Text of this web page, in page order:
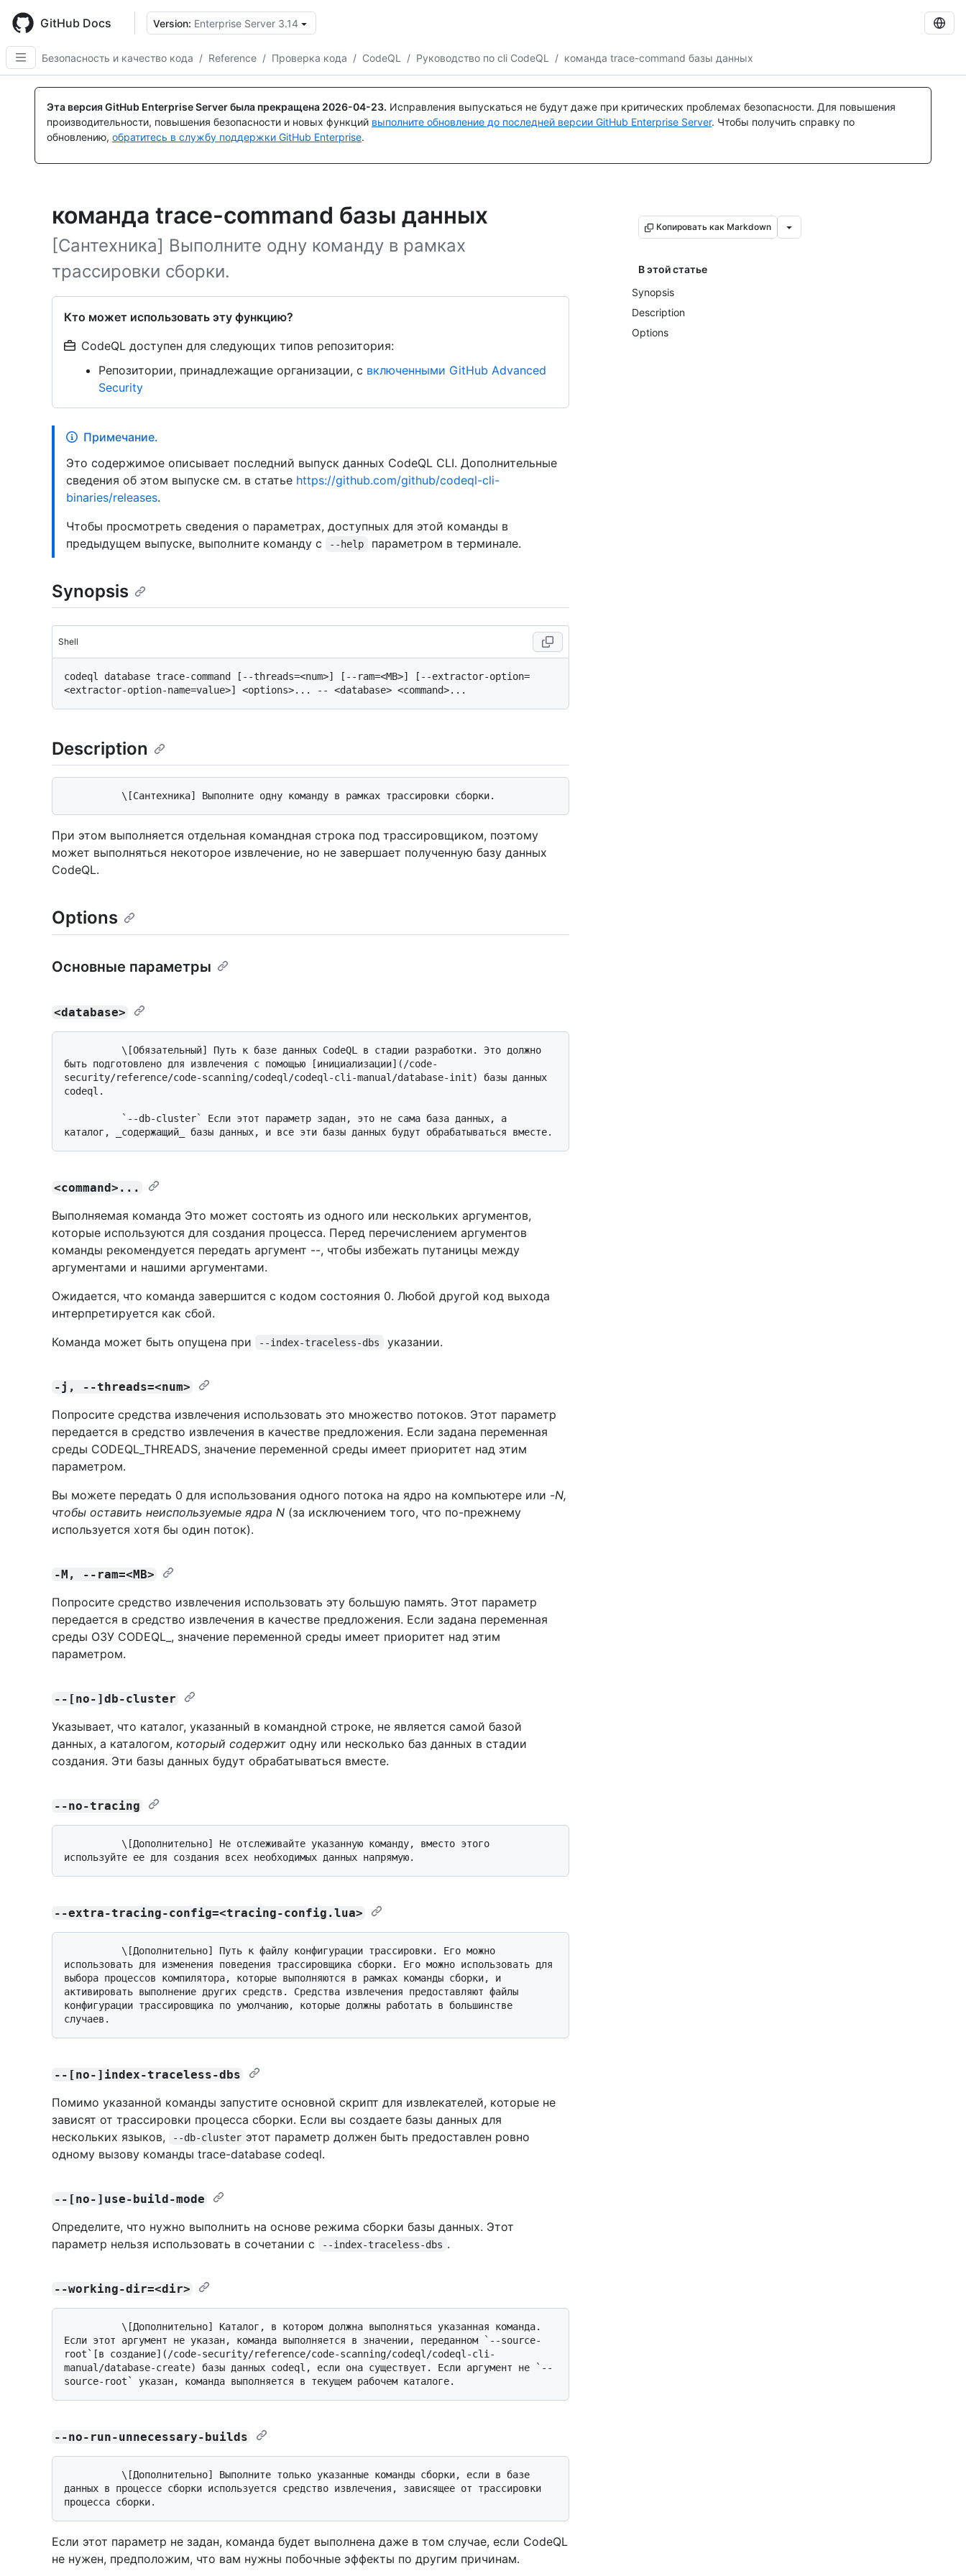
main
content
GitHub Docs Version: Enterprise Server 3.14
Безопасность и качество кода / Reference / Проверка кода / CodeQL / Руководство по cli CodeQL / команда trace-command базы данных
Эта версия GitHub Enterprise Server была прекращена 2026-04-23. Исправления выпускаться не будут даже при критических проблемах безопасности. Для повышения
производительности, повышения безопасности и новых функций выполните обновление до последней версии GitHub Enterprise Server. Чтобы получить справку по
обновлению, обратитесь в службу поддержки GitHub Enterprise.
команда trace-command базы данных
[Сантехника] Выполните одну команду в рамках
трассировки сборки.
Кто может использовать эту функцию?
CodeQL доступен для следующих типов репозитория:
Репозитории, принадлежащие организации, с включенными GitHub Advanced
Security
Копировать как Markdown
В этой статье
Synopsis
Description
Options
Примечание.
Это содержимое описывает последний выпуск данных CodeQL CLI. Дополнительные
сведения об этом выпуске см. в статье https://github.com/github/codeql-cli-
binaries/releases.
Чтобы просмотреть сведения о параметрах, доступных для этой команды в
предыдущем выпуске, выполните команду с
--help параметром в терминале.
Synopsis
Shell
codeql database trace-command [--threads=<num>] [--ram=<MB>] [--extractor-option=
Description
При этом выполняется отдельная командная строка под трассировщиком, поэтому
может выполняться некоторое извлечение, но не завершает полученную базу данных
CodeQL.
Options
Основные параметры
<database>
быть подготовлено для извлечения с помощью [инициализации](/code-
security/reference/code-scanning/codeql/codeql-cli-manual/database-init) базы данных
codeql.
<command>...
Выполняемая команда Это может состоять из одного или нескольких аргументов,
которые используются для создания процесса. Перед перечислением аргументов
команды рекомендуется передать аргумент --, чтобы избежать путаницы между
аргументами и нашими аргументами.
Ожидается, что команда завершится с кодом состояния 0. Любой другой код выхода
интерпретируется как сбой.
Команда может быть опущена при
--index-traceless-dbs указании.
-j, --threads=<num>
Попросите средства извлечения использовать это множество потоков. Этот параметр
передается в средство извлечения в качестве предложения. Если задана переменная
среды CODEQL_THREADS, значение переменной среды имеет приоритет над этим
параметром.
Вы можете передать 0 для использования одного потока на ядро на компьютере или -N,
чтобы оставить неиспользуемые ядра N (за исключением того, что по-прежнему
используется хотя бы один поток).
-M, --ram=<MB>
Попросите средство извлечения использовать эту большую память. Этот параметр
передается в средство извлечения в качестве предложения. Если задана переменная
среды ОЗУ CODEQL_, значение переменной среды имеет приоритет над этим
параметром.
--[no-]db-cluster
Указывает, что каталог, указанный в командной строке, не является самой базой
данных, а каталогом, который содержит одну или несколько баз данных в стадии
создания. Эти базы данных будут обрабатываться вместе.
--no-tracing
--extra-tracing-config=<tracing-config.lua>
использовать для изменения поведения трассировщика сборки. Его можно использовать для
выбора процессов компилятора, которые выполняются в рамках команды сборки, и
активировать выполнение других средств. Средства извлечения предоставляют файлы
конфигурации трассировщика по умолчанию, которые должны работать в большинстве
--[no-]index-traceless-dbs
Помимо указанной команды запустите основной скрипт для извлекателей, которые не
зависят от трассировки процесса сборки. Если вы создаете базы данных для
нескольких языков,
--db-cluster этот параметр должен быть предоставлен ровно
одному вызову команды trace-database codeql.
--[no-]use-build-mode
Определите, что нужно выполнить на основе режима сборки базы данных. Этот
параметр нельзя использовать в сочетании с
--index-traceless-dbs .
--working-dir=<dir>
Если этот аргумент не указан, команда выполняется в значении, переданном `--source-
root`[в создание](/code-security/reference/code-scanning/codeql/codeql-cli-
manual/database-create) базы данных codeql, если она существует. Если аргумент не `--
--no-run-unnecessary-builds
данных в процессе сборки используется средство извлечения, зависящее от трассировки
Если этот параметр не задан, команда будет выполнена даже в том случае, если CodeQL
не нужен, предположим, что вам нужны побочные эффекты по другим причинам.